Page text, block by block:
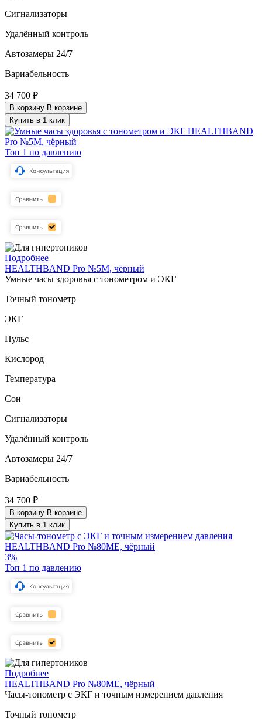
Сигнализаторы
Удалённый контроль
Автозамеры 24/7
Вариабельность
34 700 ₽
В корзину В корзине
Купить в 1 клик
Топ 1 по давлению
Подробнее
HEALTHBAND Pro №5M, чёрный
Умные часы здоровья с тонометром и ЭКГ
Точный тонометр
ЭКГ
Пульс
Кислород
Температура
Сон
Сигнализаторы
Удалённый контроль
Автозамеры 24/7
Вариабельность
34 700 ₽
В корзину В корзине
Купить в 1 клик
3%
Топ 1 по давлению
Подробнее
HEALTHBAND Pro №80ME, чёрный
Часы-тонометр с ЭКГ и точным измерением давления
Точный тонометр